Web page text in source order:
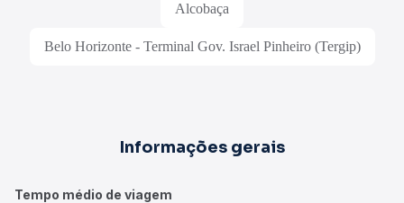
Alcobaça
Belo Horizonte - Terminal Gov. Israel Pinheiro (Tergip)
Informações gerais
Tempo médio de viagem